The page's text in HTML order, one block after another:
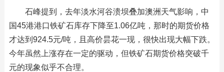
石峰提到，去年淡水河谷溃坝叠加澳洲天气影响，中
国45港港口铁矿石库存下降至1.06亿吨，那时的期货价格
才达到924.5元/吨，且高价昙花一现，很快出现大幅下跌。
今年虽然上涨存在一定的驱动，但铁矿石期货价格突破千
元的现象似乎不合理。